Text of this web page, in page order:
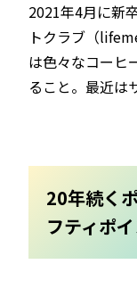
2021年4月‬に新
トクラブ（
は色々なコーヒ
ること。最近は
20年続く
フティポ